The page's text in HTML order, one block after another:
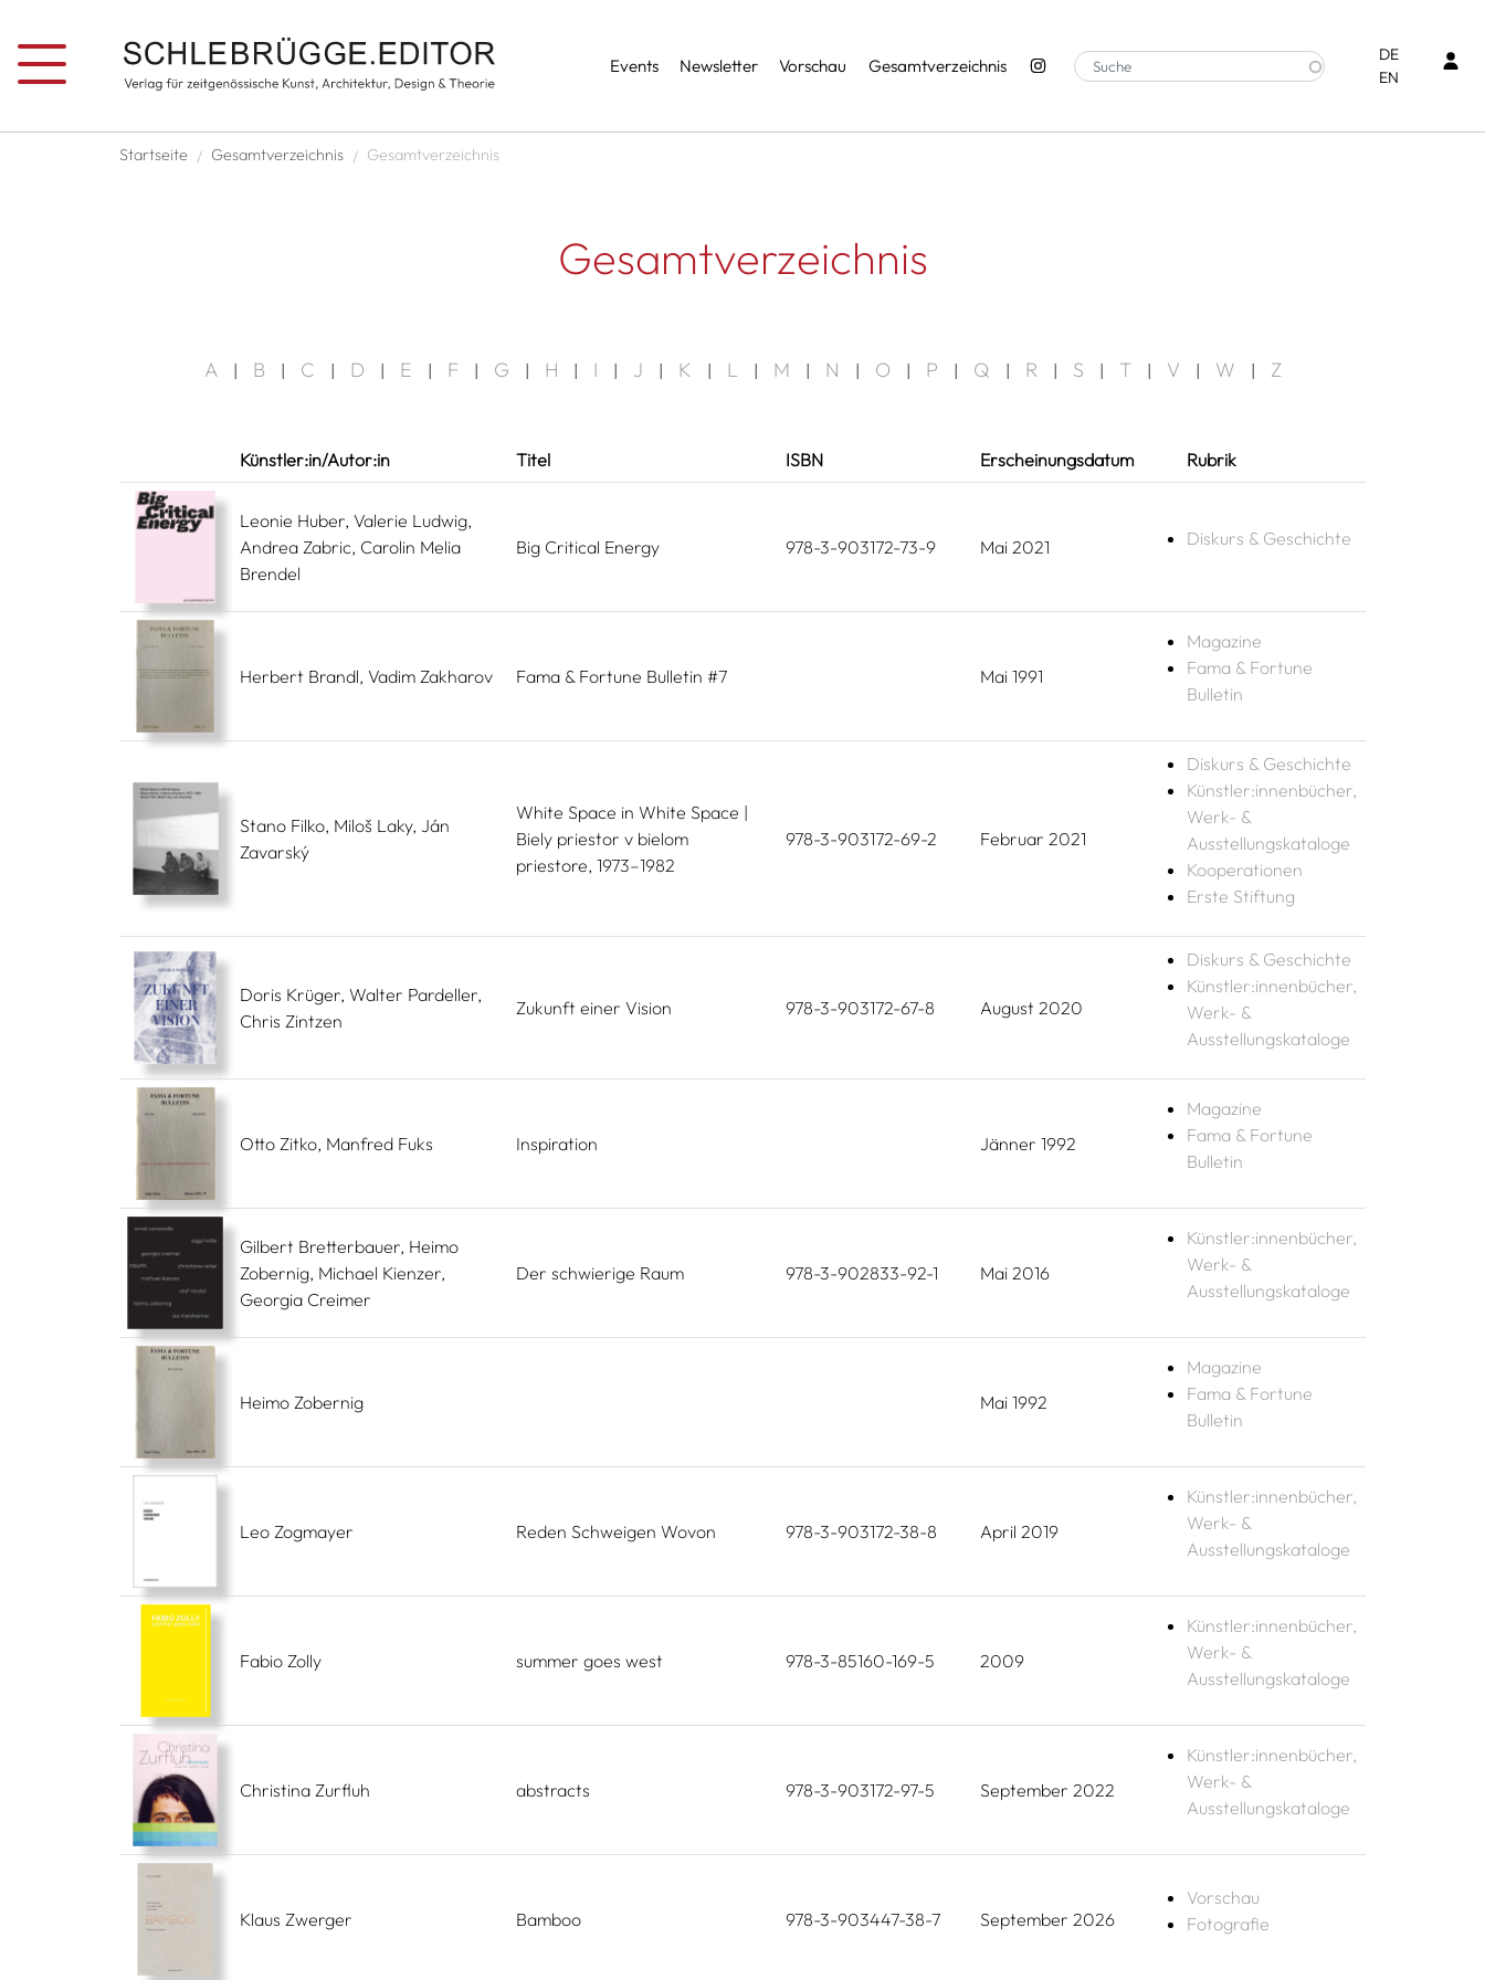
Services
Events Newsletter Vorschau Gesamtverzeichnis
DE
EN
Pfadnavigation
Startseite Gesamtverzeichnis Gesamtverzeichnis
Gesamtverzeichnis
A | B | C | D | E | F | G | H | I | J | K | L | M | N | O | P | Q | R | S | T | V | W | Z
Künstler:in/Autor:in Titel ISBN Erscheinungsdatum Rubrik
Leonie Huber, Valerie Ludwig,
Andrea Zabric, Carolin Melia
Brendel
Big Critical Energy 978-3-903172-73-9 Mai 2021 Diskurs & Geschichte
Herbert Brandl, Vadim Zakharov Fama & Fortune Bulletin #7 Mai 1991
Magazine
Fama & Fortune
Bulletin
Stano Filko, Miloš Laky, Ján
Zavarský
White Space in White Space |
Biely priestor v bielom
priestore, 1973–1982
978-3-903172-69-2 Februar 2021
Diskurs & Geschichte
Künstler:innenbücher,
Werk- &
Ausstellungskataloge
Kooperationen
Erste Stiftung
Doris Krüger, Walter Pardeller,
Chris Zintzen
Zukunft einer Vision 978-3-903172-67-8 August 2020
Diskurs & Geschichte
Künstler:innenbücher,
Werk- &
Ausstellungskataloge
Otto Zitko, Manfred Fuks Inspiration Jänner 1992
Magazine
Fama & Fortune
Bulletin
Gilbert Bretterbauer, Heimo
Zobernig, Michael Kienzer,
Georgia Creimer
Der schwierige Raum 978-3-902833-92-1 Mai 2016
Künstler:innenbücher,
Werk- &
Ausstellungskataloge
Heimo Zobernig Mai 1992
Magazine
Fama & Fortune
Bulletin
Leo Zogmayer Reden Schweigen Wovon 978-3-903172-38-8 April 2019
Künstler:innenbücher,
Werk- &
Ausstellungskataloge
Fabio Zolly summer goes west 978-3-85160-169-5 2009
Künstler:innenbücher,
Werk- &
Ausstellungskataloge
Christina Zurfluh abstracts 978-3-903172-97-5 September 2022
Künstler:innenbücher,
Werk- &
Ausstellungskataloge
Klaus Zwerger Bamboo 978-3-903447-38-7 September 2026
Vorschau
Fotografie